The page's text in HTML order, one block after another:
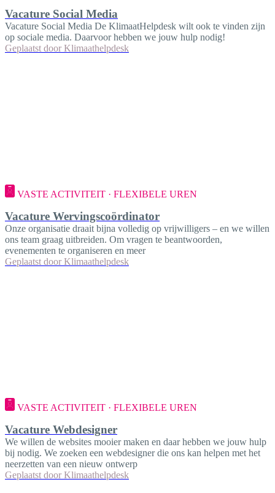
Vacature Social Media
Vacature Social Media De KlimaatHelpdesk wilt ook te vinden zijn
op sociale media. Daarvoor hebben we jouw hulp nodig!
Geplaatst door Klimaathelpdesk
VASTE ACTIVITEIT · FLEXIBELE UREN
Vacature Wervingscoördinator
Onze organisatie draait bijna volledig op vrijwilligers – en we willen
ons team graag uitbreiden. Om vragen te beantwoorden,
evenementen te organiseren en meer
Geplaatst door Klimaathelpdesk
VASTE ACTIVITEIT · FLEXIBELE UREN
Vacature Webdesigner
We willen de websites mooier maken en daar hebben we jouw hulp
bij nodig. We zoeken een webdesigner die ons kan helpen met het
neerzetten van een nieuw ontwerp
Geplaatst door Klimaathelpdesk